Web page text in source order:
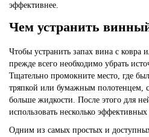
эффективнее.
Чем устранить
Чтобы устранить запах вина с ковра
прежде всего необходимо убрать
Тщательно промокните место, где
тряпкой или бумажным полотенцем,
больше жидкости. После этого для
использовать несколько эффективных
Одним из самых простых и доступных